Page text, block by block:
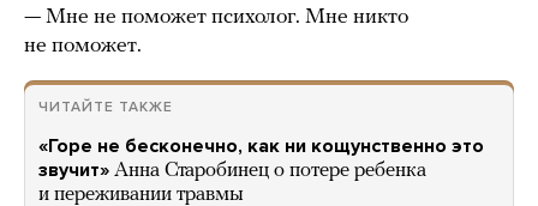
— Мне не поможет психолог. Мне никто
не поможет.
ЧИТАЙТЕ ТАКЖЕ
«Горе не бесконечно, как ни кощунственно это
звучит» Анна Старобинец о потере ребенка
и переживании травмы